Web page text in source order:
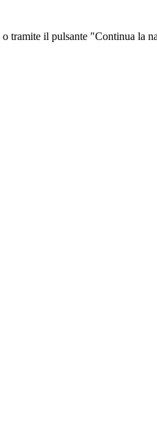
tramite il pulsante "Continua la